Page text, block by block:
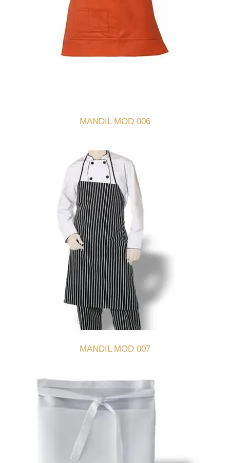
MANDIL MOD 006
MANDIL MOD 007